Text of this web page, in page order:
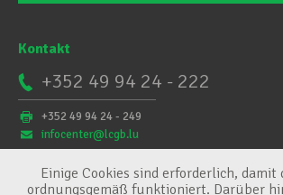
Kontakt
+352 49 94 24 - 222
+352 49 94 24 - 249
infocenter@lcgb.lu
Einige Cookies sind erforderlich, damit
ordnungsgemäß funktioniert. Darüber